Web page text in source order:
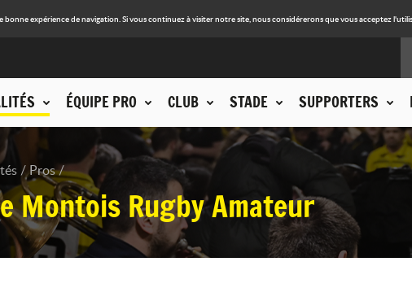
expérience de navigation. Si vous continuez à visiter notre site, nous considérerons que vous acceptez
ÉQUIPE PRO CLUB STADE SUPPORTERS
Pros
Montois Rugby Amateur